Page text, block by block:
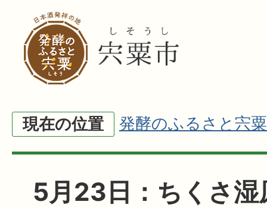
現在の位置 発酵のふるさと宍粟
5月23日：ちくさ湿